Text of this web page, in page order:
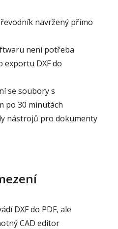
navržený přímo
není potřeba
exportu DXF do
se soubory s
po 30 minutách
nástrojů pro dokumenty
DXF do PDF, ale
CAD editor